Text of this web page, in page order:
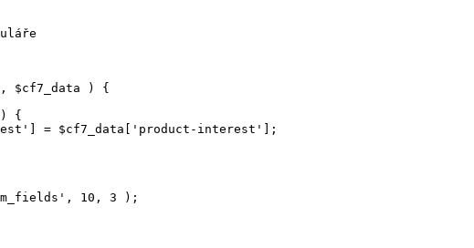
, $cf7_data )
{
{
' = $cf7_data ' product-interest ' ];
' , 10 , 3 );